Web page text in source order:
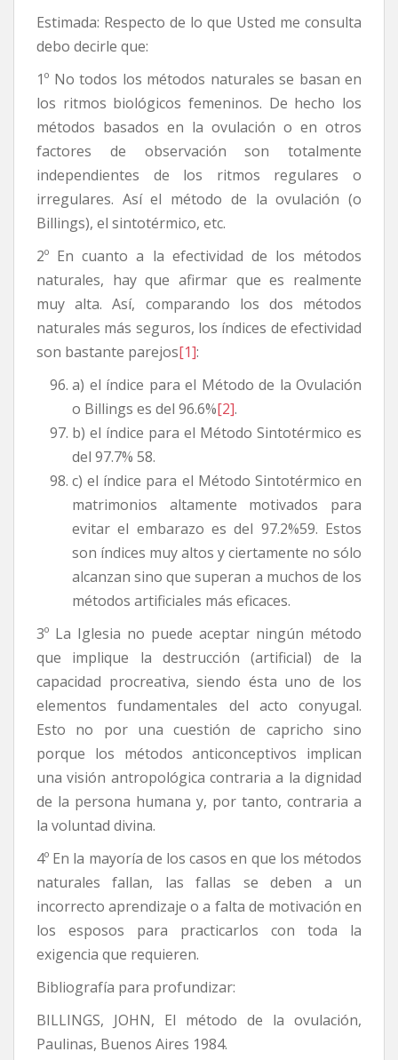
Estimada: Respecto de lo que Usted me consulta
debo decirle que:
1º No todos los métodos naturales se basan en
los ritmos biológicos femeninos. De hecho los
métodos basados en la ovulación o en otros
factores de observación son totalmente
independientes de los ritmos regulares o
irregulares. Así el método de la ovulación (o
Billings), el sintotérmico, etc.
2º En cuanto a la efectividad de los métodos
naturales, hay que afirmar que es realmente
muy alta. Así, comparando los dos métodos
naturales más seguros, los índices de efectividad
son bastante parejos[1]:
a) el índice para el Método de la Ovulación
o Billings es del 96.6%[2].
b) el índice para el Método Sintotérmico es
del 97.7% 58.
c) el índice para el Método Sintotérmico en
matrimonios altamente motivados para
evitar el embarazo es del 97.2%59. Estos
son índices muy altos y ciertamente no sólo
alcanzan sino que superan a muchos de los
métodos artificiales más eficaces.
3º La Iglesia no puede aceptar ningún método
que implique la destrucción (artificial) de la
capacidad procreativa, siendo ésta uno de los
elementos fundamentales del acto conyugal.
Esto no por una cuestión de capricho sino
porque los métodos anticonceptivos implican
una visión antropológica contraria a la dignidad
de la persona humana y, por tanto, contraria a
la voluntad divina.
4º En la mayoría de los casos en que los métodos
naturales fallan, las fallas se deben a un
incorrecto aprendizaje o a falta de motivación en
los esposos para practicarlos con toda la
exigencia que requieren.
Bibliografía para profundizar:
BILLINGS, JOHN, El método de la ovulación,
Paulinas, Buenos Aires 1984.